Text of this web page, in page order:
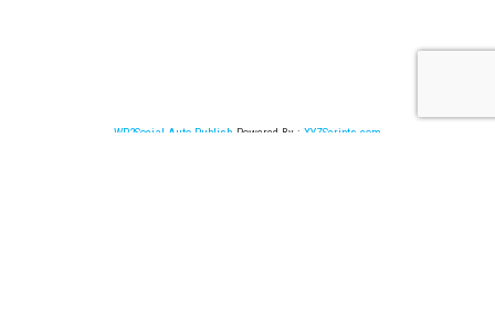
WP2Social Auto Publish Powered By : XYZScripts.com